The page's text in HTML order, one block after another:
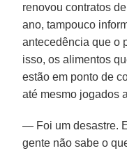
renovou contratos
ano, tampouco
antecedência que o
isso, os alimentos
estão em ponto de
até mesmo jogados
— Foi um desastre.
gente não sabe o